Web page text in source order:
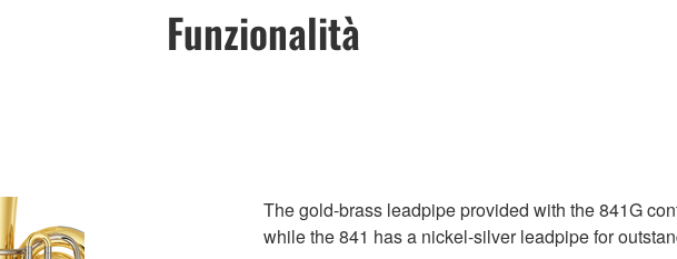
Funzionalità
The gold-brass leadpipe provided with the 841G
while the 841 has a nickel-silver leadpipe for